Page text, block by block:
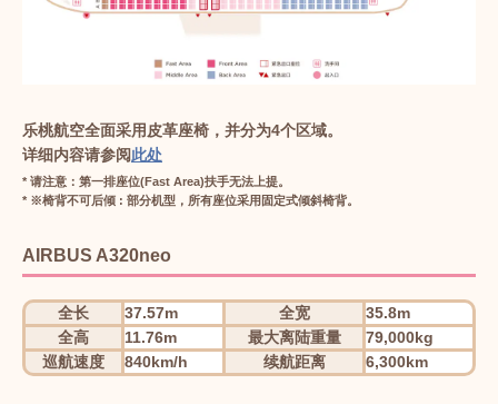
乐桃航空全面采用皮革座椅，并分为4个区域。
详细内容请参阅此处
* 请注意：第一排座位(Fast Area)扶手无法上提。
* ※椅背不可后倾 : 部分机型，所有座位采用固定式倾斜椅背。
AIRBUS A320neo
全长 37.57m 全宽
35.8m
全高
11.76m 最大离陆重量
79,000kg
巡航速度
840km/h 续航距离 6,300km